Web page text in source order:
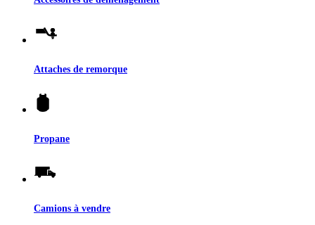
Attaches de remorque
Propane
Camions à vendre